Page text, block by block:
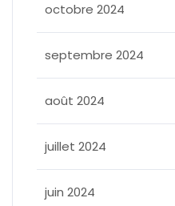
octobre 2024
septembre 2024
août 2024
juillet 2024
juin 2024